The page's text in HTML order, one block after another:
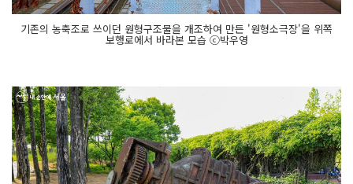
기존의 농축조로 쓰이던 원형구조물을 개조하여 만든 '원형소극장'을 위쪽
보행로에서 바라본 모습 ⓒ박우영